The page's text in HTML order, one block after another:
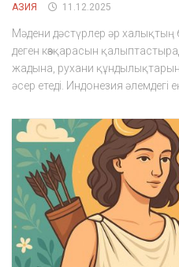
АЗИЯ 11.12.2025
Мәдени дәстүрлер әр
деген көзқарасын
жадына, рухани
әсер етеді. Индонезия әлемдегі